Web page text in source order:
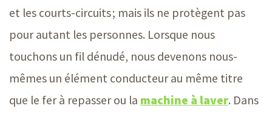
et les courts-circuits ; mais ils ne protègent pas
pour autant les personnes. Lorsque nous
touchons un fil dénudé, nous devenons nous-
mêmes un élément conducteur au même titre
que le fer à repasser ou la machine à laver. Dans